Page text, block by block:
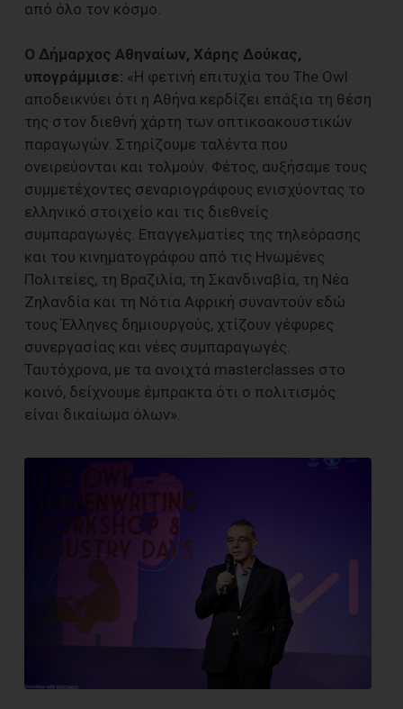
από όλο τον κόσμο.
Ο Δήμαρχος Αθηναίων, Χάρης Δούκας,
υπογράμμισε: «Η φετινή επιτυχία του The Owl
αποδεικνύει ότι η Αθήνα κερδίζει επάξια τη θέση
της στον διεθνή χάρτη των οπτικοακουστικών
παραγωγών. Στηρίζουμε ταλέντα που
ονειρεύονται και τολμούν. Φέτος, αυξήσαμε τους
συμμετέχοντες σεναριογράφους ενισχύοντας το
ελληνικό στοιχείο και τις διεθνείς
συμπαραγωγές. Επαγγελματίες της τηλεόρασης
και του κινηματογράφου από τις Ηνωμένες
Πολιτείες, τη Βραζιλία, τη Σκανδιναβία, τη Νέα
Ζηλανδία και τη Νότια Αφρική συναντούν εδώ
τους Έλληνες δημιουργούς, χτίζουν γέφυρες
συνεργασίας και νέες συμπαραγωγές.
Ταυτόχρονα, με τα ανοιχτά masterclasses στο
κοινό, δείχνουμε έμπρακτα ότι ο πολιτισμός
είναι δικαίωμα όλων».